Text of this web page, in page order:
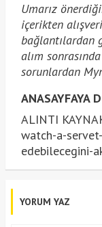
Umarız
içerikten
bağlantılardan
alım
sorunlardan
ANASAYFAYA
ALINTI
watch-a-
edebilecegini-
YORUM YAZ